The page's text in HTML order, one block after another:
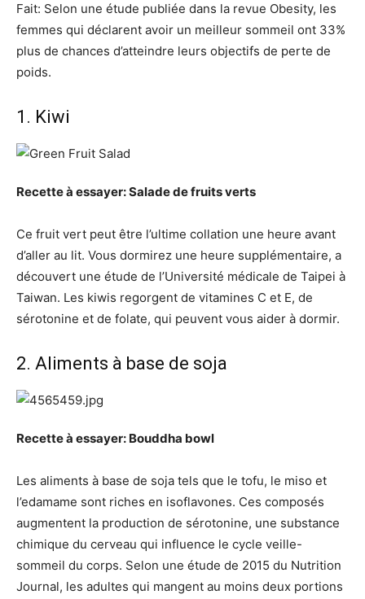
Fait: Selon une étude publiée dans la revue Obesity, les
femmes qui déclarent avoir un meilleur sommeil ont 33%
plus de chances d’atteindre leurs objectifs de perte de
poids.
1. Kiwi
Recette à essayer: Salade de fruits verts
Ce fruit vert peut être l’ultime collation une heure avant
d’aller au lit. Vous dormirez une heure supplémentaire, a
découvert une étude de l’Université médicale de Taipei à
Taiwan. Les kiwis regorgent de vitamines C et E, de
sérotonine et de folate, qui peuvent vous aider à dormir.
2. Aliments à base de soja
Recette à essayer: Bouddha bowl
Les aliments à base de soja tels que le tofu, le miso et
l’edamame sont riches en isoflavones. Ces composés
augmentent la production de sérotonine, une substance
chimique du cerveau qui influence le cycle veille-
sommeil du corps. Selon une étude de 2015 du Nutrition
Journal, les adultes qui mangent au moins deux portions